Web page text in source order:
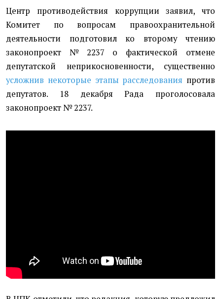
Центр противодействия коррупции заявил, что
Комитет по вопросам правоохранительной
деятельности подготовил ко второму чтению
законопроект № 2237 о фактической отмене
депутатской неприкосновенности, существенно
усложнив некоторые этапы расследования против
депутатов. 18 декабря Рада проголосовала
законопроект № 2237.